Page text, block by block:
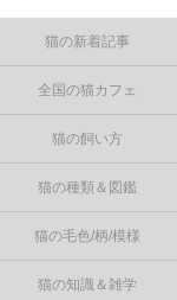
猫の新着記事
全国の猫カフェ
猫の飼い方
猫の種類＆図鑑
猫の毛色/柄/模様
猫の知識＆雑学